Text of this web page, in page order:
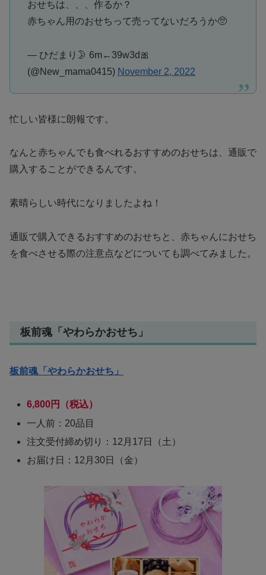
おせちは、、、作るか？
赤ちゃん用のおせちって売ってないだろうか🥺
— ひだまり🌛 6m←39w3d🎀
(@New_mama0415) November 2, 2022
忙しい皆様に朗報です。
なんと赤ちゃんでも食べれるおすすめのおせちは、通販で
購入することができるんです。
素晴らしい時代になりましたよね！
通販で購入できるおすすめのおせちと、赤ちゃんにおせち
を食べさせる際の注意点などについても調べてみました。
板前魂「やわらかおせち」
板前魂「やわらかおせち」
6,800円
（税込）
一人前：20品目
注文受付締め切り：12月17日（土）
お届け日：12月30日（金）